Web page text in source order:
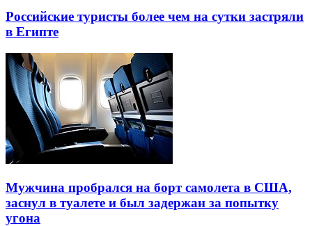
Российские туристы более чем на сутки застряли
в Египте
Мужчина пробрался на борт самолета в США,
заснул в туалете и был задержан за попытку
угона